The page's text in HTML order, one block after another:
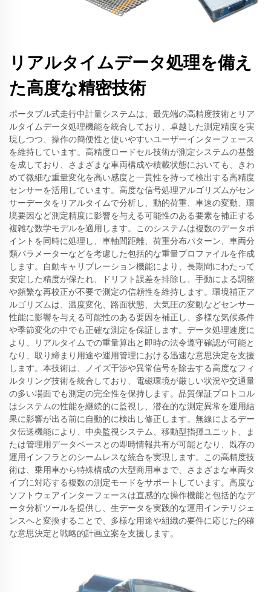
リアルタイムデータ処理を備え
た高度な精密技術
ポータブル式走行中計量システムは、最先端の高精度技術とリア
ルタイムデータ処理機能を統合しており、卓越した測定精度を実
現しつつ、操作の簡便性と使いやすいユーザーインターフェース
を維持しています。高精度ロードセル技術が測定システムの基盤
を成しており、さまざまな車両構成や積載状態においても、きわ
めて微細な重量変化を高い感度と一貫性を持って検出する高精度
センサーを活用しています。高度な信号処理アルゴリズムがセン
サーデータをリアルタイムで分析し、動的荷重、車速の変動、環
境要因など測定精度に影響を与える可能性のある要素を補正する
複雑な数学モデルを適用します。このシステムは複数のデータポ
イントを同時に処理し、車軸間距離、荷重分布パターン、車両分
類パラメーターなどを考慮した包括的な重量プロファイルを作成
します。自動キャリブレーション機能により、長期間にわたって
安定した精度が保たれ、ドリフト誤差を排除し、手動による調整
や頻繁な再校正が不要で測定の信頼性を維持します。環境補正ア
ルゴリズムは、温度変化、路面状態、大気圧の変動などセンサー
性能に影響を与える可能性のある要因を補正し、多様な気候条件
や季節変化の中でも正確な測定を保証します。データ処理速度に
より、リアルタイムでの重量算出と即時の法令遵守確認が可能と
なり、取り締まり用途や運用管理における迅速な意思決定を支援
します。本技術は、ノイズ干渉や異常信号を除去する高度なフィ
ルタリング技術を統合しており、電磁環境が厳しい状況や交通量
の多い場面でも測定の完全性を保持します。品質保証プロトコル
はシステムの性能を継続的に監視し、潜在的な測定異常を運用結
果に影響が出る前に自動的に検出し修正します。無線によるデー
タ伝送機能により、中央監視システム、移動型指揮ユニット、ま
たは管理用データベースとの即時情報共有が可能となり、既存の
運用インフラとのシームレスな統合を実現します。この高精度技
術は、乗用車から特殊構成の大型商用車まで、さまざまな車両タ
イプに対応する複数の測定モードをサポートしています。高度な
ソフトウェアインターフェースは直感的な操作機能と包括的なデ
ータ分析ツールを提供し、生データを実践的な運用インテリジェ
ンスへと変換することで、多様な用途や組織の要件に応じた的確
な意思決定と戦略的計画立案を支援します。